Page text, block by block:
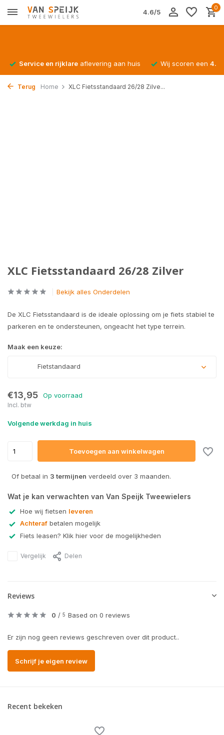
4.6/5
0
Service en rijklare aflevering aan huis Wij scoren een
Terug Home XLC Fietsstandaard 26/28 Zilve...
XLC Fietsstandaard 26/28 Zilver
Bekijk alles Onderdelen
De XLC Fietsstandaard is de ideale oplossing om je fiets stabiel te
parkeren en te ondersteunen, ongeacht het type terrein.
Maak een keuze:
Fietstandaard
€13,95 Op voorraad
Incl. btw
Volgende werkdag in huis
Toevoegen aan winkelwagen
Of betaal in 3 termijnen verdeeld over 3 maanden.
Wat je kan verwachten van Van Speijk Tweewielers
Hoe wij fietsen leveren
Achteraf betalen mogelijk
Fiets leasen? Klik hier voor de mogelijkheden
Vergelijk Delen
Reviews
0 / 5 Based on 0 reviews
Er zijn nog geen reviews geschreven over dit product..
Schrijf je eigen review
Recent bekeken